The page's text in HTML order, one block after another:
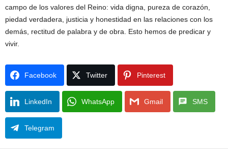
campo de los valores del Reino: vida digna, pureza de corazón,
piedad verdadera, justicia y honestidad en las relaciones con los
demás, rectitud de palabra y de obra. Esto hemos de predicar y
vivir.
Facebook Twitter Pinterest
LinkedIn WhatsApp Gmail SMS
Telegram